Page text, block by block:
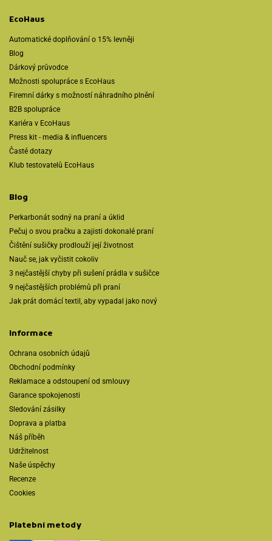
EcoHaus
Automatické doplňování o 15% levněji
Blog
Dárkový průvodce
Možnosti spolupráce s EcoHaus
Firemní dárky s možností náhradního plnění
B2B spolupráce
Kariéra v EcoHaus
Press kit - media & influencers
Časté dotazy
Klub testovatelů EcoHaus
Blog
Perkarbonát sodný na praní a úklid
Pečuj o svou pračku a zajisti dokonalé praní
Čištění sušičky prodlouží její životnost
Nauč se, jak vyčistit cokoliv
3 nejčastější chyby při sušení prádla v sušičce
9 nejčastějších problémů při praní
Jak prát domácí textil, aby vypadal jako nový
Informace
Ochrana osobních údajů
Obchodní podmínky
Reklamace a odstoupení od smlouvy
Garance spokojenosti
Sledování zásilky
Doprava a platba
Náš příběh
Udržitelnost
Naše úspěchy
Recenze
Cookies
Platební metody